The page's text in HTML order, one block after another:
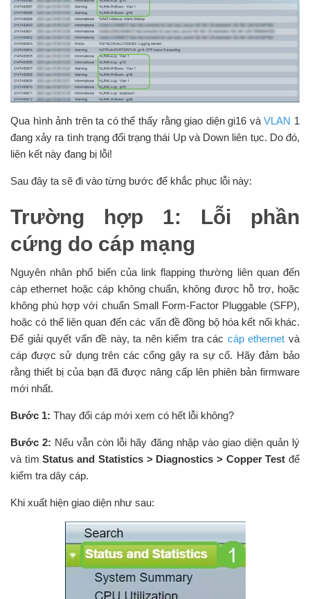
Qua hình ảnh trên ta có thể thấy rằng giao diện gi16 vàVLAN 1
đang xảy ra tình trạng đổi trạng thái Up và Down liên tục. Do đó,
liên kết này đang bị lỗi!
Sau đây ta sẽ đi vào từng bước để khắc phục lỗi này:
Trường hợp 1: Lỗi phần
cứng do cáp mạng
Nguyên nhân phổ biến của link flapping thường liên quan đến
cáp ethernet hoặc cáp không chuẩn, không được hỗ trợ, hoặc
không phù hợp với chuẩn Small Form-Factor Pluggable (SFP),
hoặc có thể liên quan đến các vấn đề đồng bộ hóa kết nối khác.
Để giải quyết vấn đề này, ta nên kiểm tra các cáp ethernet và
cáp được sử dụng trên các cổng gây ra sự cố. Hãy đảm bảo
rằng thiết bị của bạn đã được nâng cấp lên phiên bản firmware
mới nhất.
Bước 1: Thay đổi cáp mới xem có hết lỗi không?
Bước 2: Nếu vẫn còn lỗi hãy đăng nhập vào giao diện quản lý
và tìmStatus and Statistics > Diagnostics > Copper Test để
kiểm tra dây cáp.
Khi xuất hiện giao diện như sau: